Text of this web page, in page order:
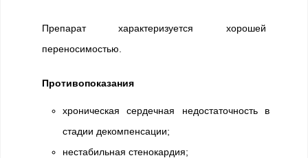
Препарат характеризуется хорошей
переносимостью.
Противопоказания
хроническая сердечная недостаточность в
стадии декомпенсации;
нестабильная стенокардия;